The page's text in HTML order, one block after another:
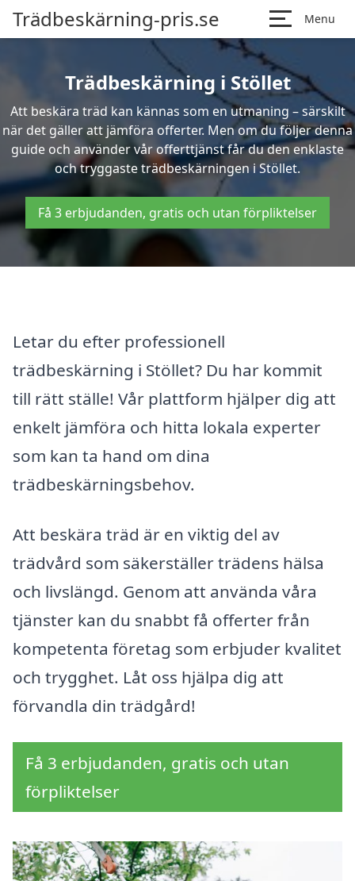
Trädbeskärning-pris.se Menu
Trädbeskärning i Stöllet
Att beskära träd kan kännas som en utmaning – särskilt
när det gäller att jämföra offerter. Men om du följer denna
guide och använder vår offerttjänst får du den enklaste
och tryggaste trädbeskärningen i Stöllet.
Få 3 erbjudanden, gratis och utan förpliktelser
Letar du efter professionell
trädbeskärning i Stöllet? Du har kommit
till rätt ställe! Vår plattform hjälper dig att
enkelt jämföra och hitta lokala experter
som kan ta hand om dina
trädbeskärningsbehov.
Att beskära träd är en viktig del av
trädvård som säkerställer trädens hälsa
och livslängd. Genom att använda våra
tjänster kan du snabbt få offerter från
kompetenta företag som erbjuder kvalitet
och trygghet. Låt oss hjälpa dig att
förvandla din trädgård!
Få 3 erbjudanden, gratis och utan
förpliktelser